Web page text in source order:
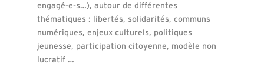
engagé-e-s…), autour de différentes
thématiques : libertés, solidarités, communs
numériques, enjeux culturels, politiques
jeunesse, participation citoyenne, modèle non
lucratif …